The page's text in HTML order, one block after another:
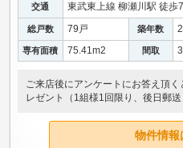
交通 東武東上線 柳瀬川駅 徒歩
総戸数 79戸 築年数
専有面積 75.41m2 間取
ご来店後にアンケートにお答え頂
レゼント（1組様1回限り、後日郵送
物件情報